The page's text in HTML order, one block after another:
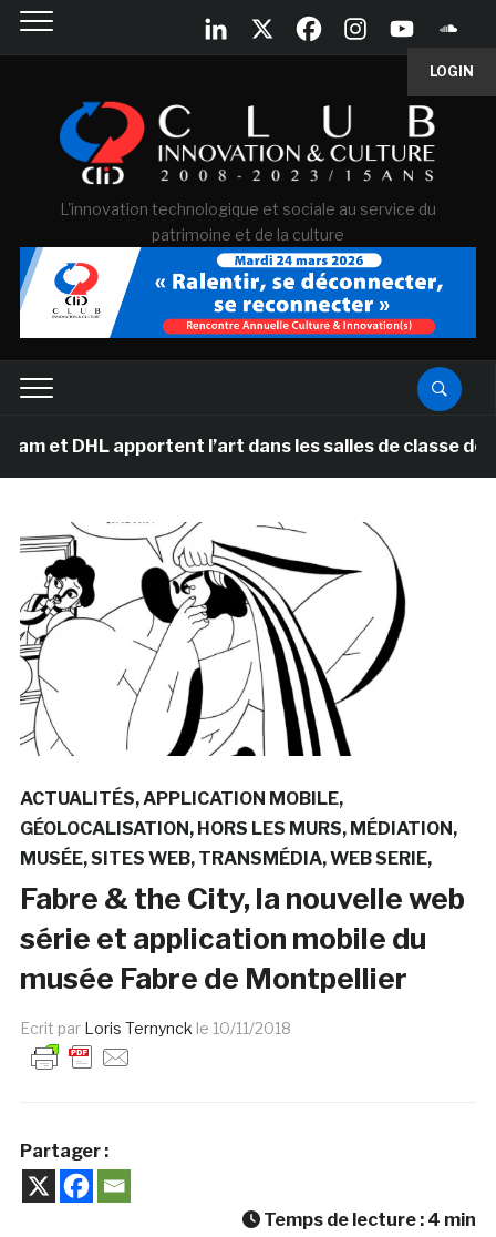
LOGIN
L'innovation technologique et sociale au service du
patrimoine et de la culture
apportent l’art dans les salles de classe des
ACTUALITÉS APPLICATION MOBILE
GÉOLOCALISATION
HORS LES MURS MÉDIATION
MUSÉE SITES WEB TRANSMÉDIA WEB SERIE
Fabre & the City, la nouvelle web
série et application mobile du
musée Fabre de Montpellier
Ecrit par Loris Ternynck le 10/11/2018
Partager :
Temps de lecture : 4 min